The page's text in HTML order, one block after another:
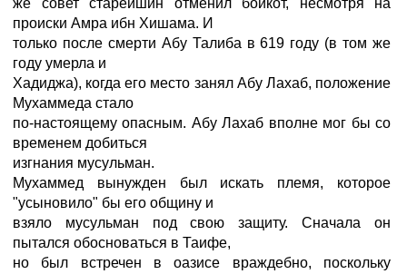
же совет старейшин отменил бойкот, несмотря на
происки Амра ибн Хишама. И
только после смерти Абу Талиба в 619 году (в том же
году умерла и
Хадиджа), когда его место занял Абу Лахаб, положение
Мухаммеда стало
по-настоящему опасным. Абу Лахаб вполне мог бы со
временем добиться
изгнания мусульман.
Мухаммед вынужден был искать племя, которое
"усыновило" бы его общину и
взяло мусульман под свою защиту. Сначала он
пытался обосноваться в Таифе,
но был встречен в оазисе враждебно, поскольку